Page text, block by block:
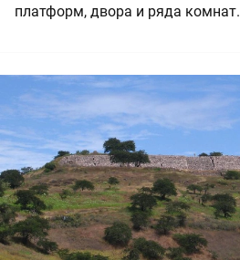
платформ, двора и ряда комнат.